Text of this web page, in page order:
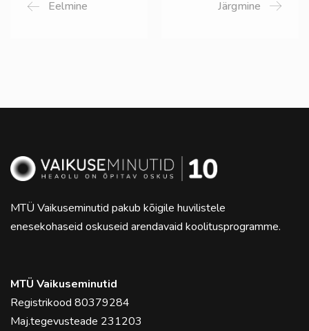
Eelmine Järgmine
MTÜ Vaikuseminutid pakub kõigile huvilistele
enesekohaseid oskuseid arendavaid koolitusprogramme.
MTÜ Vaikuseminutid
Registrikood 80379284
Maj.tegevusteade 231203